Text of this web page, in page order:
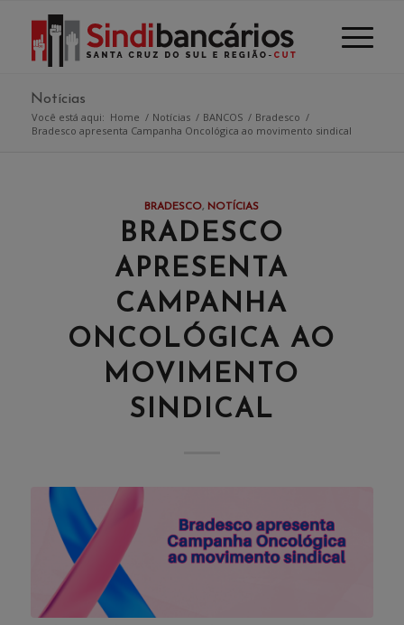
Notícias
Você está aqui: Home / Notícias / BANCOS / Bradesco /
Bradesco apresenta Campanha Oncológica ao movimento sindical
BRADESCO, NOTÍCIAS
BRADESCO
APRESENTA
CAMPANHA
ONCOLÓGICA AO
MOVIMENTO
SINDICAL